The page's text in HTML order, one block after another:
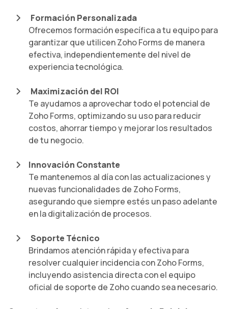
Formación Personalizada
Ofrecemos formación específica a tu equipo para
garantizar que utilicen Zoho Forms de manera
efectiva, independientemente del nivel de
experiencia tecnológica.
Maximización del ROI
Te ayudamos a aprovechar todo el potencial de
Zoho Forms, optimizando su uso para reducir
costos, ahorrar tiempo y mejorar los resultados
de tu negocio.
Innovación Constante
Te mantenemos al día con las actualizaciones y
nuevas funcionalidades de Zoho Forms,
asegurando que siempre estés un paso adelante
en la digitalización de procesos.
Soporte Técnico
Brindamos atención rápida y efectiva para
resolver cualquier incidencia con Zoho Forms,
incluyendo asistencia directa con el equipo
oficial de soporte de Zoho cuando sea necesario.